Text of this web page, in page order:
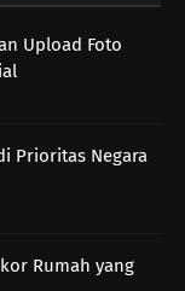
Upload Foto
Prioritas Negara
Rumah yang